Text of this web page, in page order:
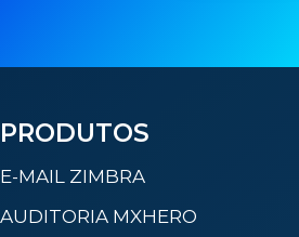
PRODUTOS
E-MAIL ZIMBRA
AUDITORIA MXHERO